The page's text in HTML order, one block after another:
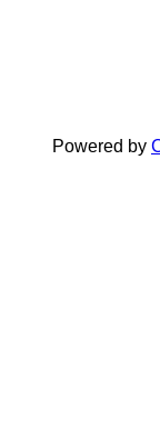
Powered by